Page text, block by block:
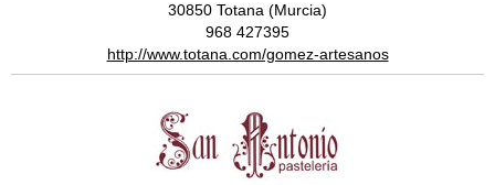
30850 Totana (Murcia)
968 427395
http://www.totana.com/gomez-artesanos